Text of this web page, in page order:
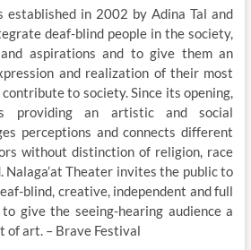
established in 2002 by Adina Tal and
deaf-blind people in the society,
aspirations and to give them an
and realization of their most
to society. Since its opening,
providing an artistic and social
perceptions and connects different
without distinction of religion, race
Nalaga’at Theater invites the public to
blind, creative, independent and full
give the seeing-hearing audience a
of art. – Brave Festival